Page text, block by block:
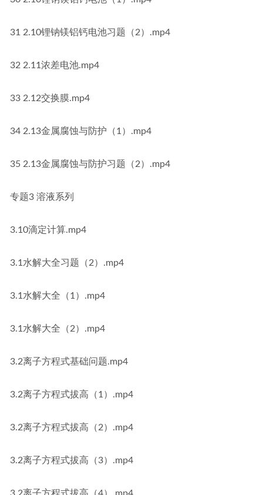
31 2.10锂钠镁铝钙电池习题（2）.mp4
32 2.11浓差电池.mp4
33 2.12交换膜.mp4
34 2.13金属腐蚀与防护（1）.mp4
35 2.13金属腐蚀与防护习题（2）.mp4
专题3 溶液系列
3.10滴定计算.mp4
3.1水解大全习题（2）.mp4
3.1水解大全（1）.mp4
3.1水解大全（2）.mp4
3.2离子方程式基础问题.mp4
3.2离子方程式拔高（1）.mp4
3.2离子方程式拔高（2）.mp4
3.2离子方程式拔高（3）.mp4